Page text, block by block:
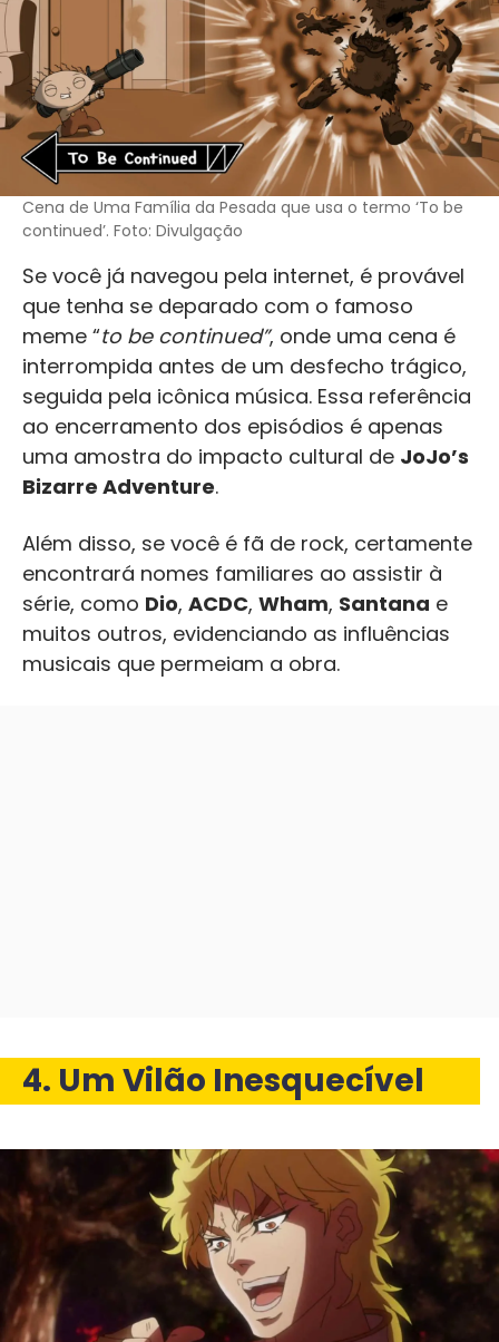
Cena de Uma Família da Pesada que usa o termo ‘To be
continued’. Foto: Divulgação
Se você já navegou pela internet, é provável
que tenha se deparado com o famoso
meme “to be continued”, onde uma cena é
interrompida antes de um desfecho trágico,
seguida pela icônica música. Essa referência
ao encerramento dos episódios é apenas
uma amostra do impacto cultural de JoJo’s
Bizarre Adventure.
Além disso, se você é fã de rock, certamente
encontrará nomes familiares ao assistir à
série, como Dio, ACDC, Wham, Santana e
muitos outros, evidenciando as influências
musicais que permeiam a obra.
4. Um Vilão Inesquecível